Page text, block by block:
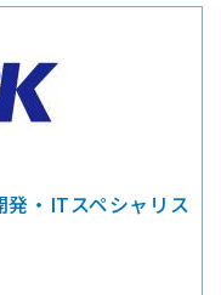
発・ITスペシャリス